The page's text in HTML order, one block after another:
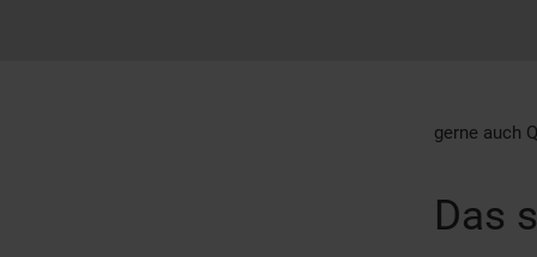
gerne auch
Das